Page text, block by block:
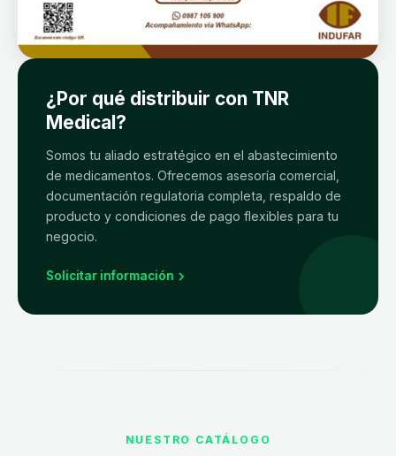
¿Por qué distribuir con TNR
Medical?
Somos tu aliado estratégico en el abastecimiento
de medicamentos. Ofrecemos asesoría comercial,
documentación regulatoria completa, respaldo de
producto y condiciones de pago flexibles para tu
negocio.
Solicitar información
NUESTRO CATÁLOGO